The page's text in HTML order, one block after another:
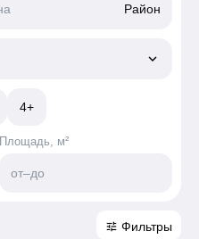
Район
keyboard_arrow_down
4+
Площадь, м²
от–до
tune Фильтры